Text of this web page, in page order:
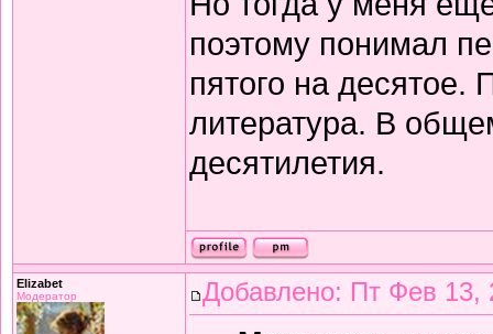
поэтому понимал
пятого на десятое.
литература. В
десятилетия.
Elizabet
Модератор Добавлено: Пт Фев 13,